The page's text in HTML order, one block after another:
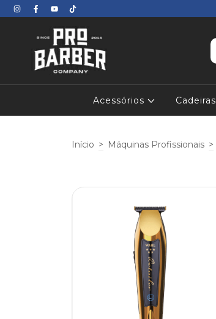
Acessórios Cadeiras
Início > Máquinas Profissionais >